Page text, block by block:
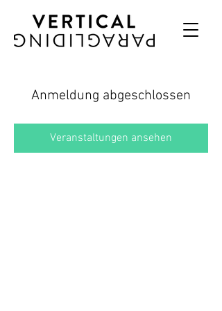
Anmeldung abgeschlossen
Veranstaltungen ansehen